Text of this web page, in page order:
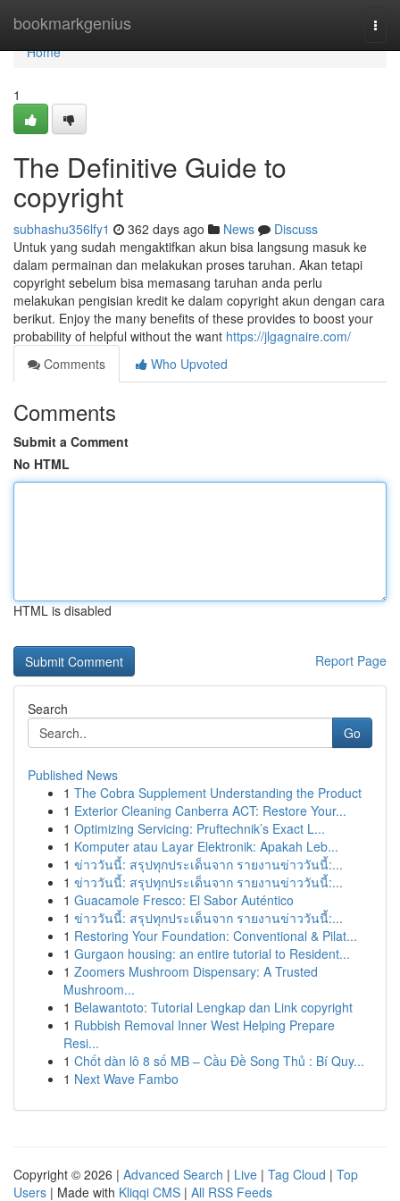
bookmarkgenius
Home
Home
1
The Definitive Guide to
copyright
subhashu356lfy1 362 days ago News
Discuss
Untuk yang sudah mengaktifkan akun bisa langsung masuk ke
dalam permainan dan melakukan proses taruhan. Akan tetapi
copyright sebelum bisa memasang taruhan anda perlu
melakukan pengisian kredit ke dalam copyright akun dengan cara
berikut. Enjoy the many benefits of these provides to boost your
probability of helpful without the want https://jlgagnaire.com/
Comments
Who Upvoted
Comments
Submit a Comment
No HTML
HTML is disabled
Report Page
Search
Go
Published News
1 The Cobra Supplement Understanding the Product
1 Exterior Cleaning Canberra ACT: Restore Your...
1 Optimizing Servicing: Pruftechnik’s Exact L...
1 Komputer atau Layar Elektronik: Apakah Leb...
1 ข่าววันนี้: สรุปทุกประเด็นจาก รายงานข่าววันนี้:...
1 ข่าววันนี้: สรุปทุกประเด็นจาก รายงานข่าววันนี้:...
1 Guacamole Fresco: El Sabor Auténtico
1 ข่าววันนี้: สรุปทุกประเด็นจาก รายงานข่าววันนี้:...
1 Restoring Your Foundation: Conventional & Pilat...
1 Gurgaon housing: an entire tutorial to Resident...
1 Zoomers Mushroom Dispensary: A Trusted
Mushroom...
1 Belawantoto: Tutorial Lengkap dan Link copyright
1 Rubbish Removal Inner West Helping Prepare
Resi...
1 Chốt dàn lô 8 số MB – Cầu Đề Song Thủ : Bí Quy...
1 Next Wave Fambo
Copyright © 2026 | Advanced Search | Live | Tag Cloud | Top
Users | Made with Kliqqi CMS | All RSS Feeds